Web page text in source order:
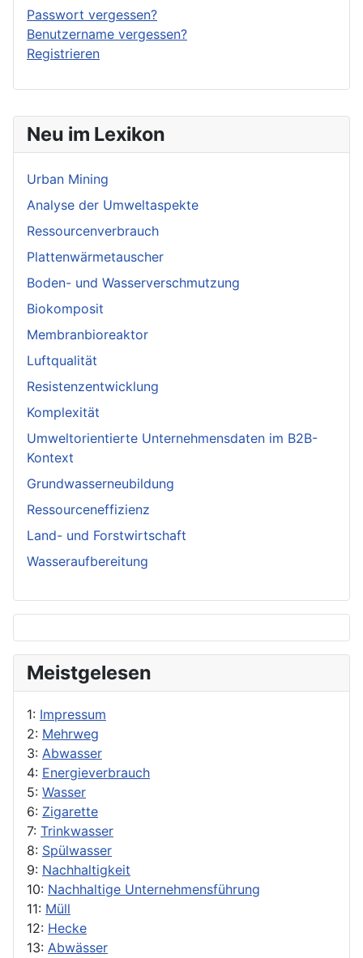
Neu im Lexikon
Urban Mining
Analyse der Umweltaspekte
Ressourcenverbrauch
Plattenwärmetauscher
Boden- und Wasserverschmutzung
Biokomposit
Membranbioreaktor
Luftqualität
Resistenzentwicklung
Komplexität
Umweltorientierte Unternehmensdaten im B2B-
Kontext
Grundwasserneubildung
Ressourceneffizienz
Land- und Forstwirtschaft
Wasseraufbereitung
Meistgelesen
1: Impressum
2: Mehrweg
3: Abwasser
4: Energieverbrauch
5: Wasser
6: Zigarette
7: Trinkwasser
8: Spülwasser
9: Nachhaltigkeit
10: Nachhaltige Unternehmensführung
11: Müll
12: Hecke
13: Abwässer
Passwort vergessen?
Benutzername vergessen?
Registrieren